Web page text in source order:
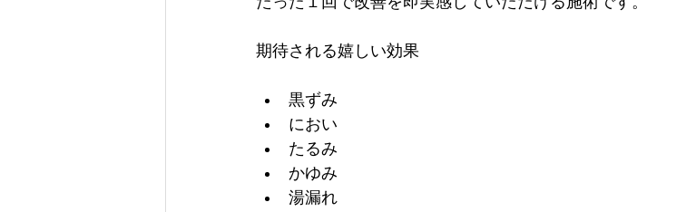
期待される嬉しい効果
黒ずみ
におい
たるみ
かゆみ
湯漏れ